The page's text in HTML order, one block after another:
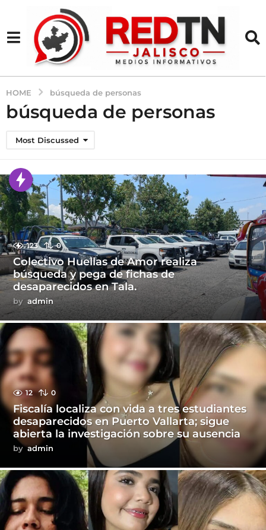
HOME búsqueda de personas
búsqueda de personas
Most Discussed
123 0
Colectivo Huellas de Amor realiza
búsqueda y pega de fichas de
desaparecidos en Tala.
by admin
12 0
Fiscalía localiza con vida a tres estudiantes
desaparecidos en Puerto Vallarta; sigue
abierta la investigación sobre su ausencia
by admin